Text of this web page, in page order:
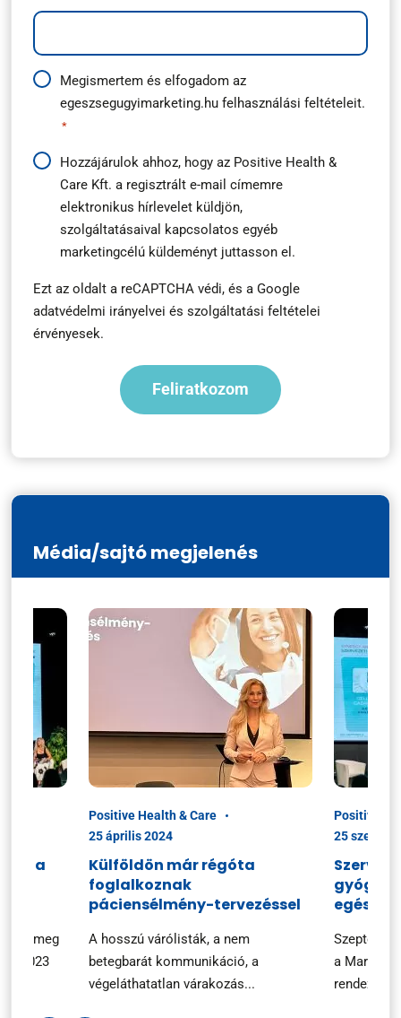
Adatkezelési
útmutató
Megismertem és elfogadom az
egeszsegugyimarketing.hu felhasználási feltételeit.
*
Hírlevél
feliratkozás
Hozzájárulok ahhoz, hogy az Positive Health &
Care Kft. a regisztrált e-mail címemre
elektronikus hírlevelet küldjön,
szolgáltatásaival kapcsolatos egyéb
marketingcélú küldeményt juttasson el.
Ezt az oldalt a reCAPTCHA védi, és a Google
adatvédelmi irányelvei és szolgáltatási feltételei
érvényesek.
Média/sajtó megjelenés
a
meg
2023
Positive Health & Care
25 április 2024
Külföldön már régóta
foglalkoznak
páciensélmény-tervezéssel
A hosszú várólisták, a nem
betegbarát kommunikáció, a
végeláthatatlan várakozás...
Positive
25
a